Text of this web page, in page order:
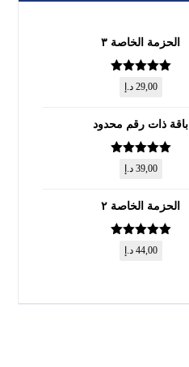
الحزمة الخاصة ٣
تم التقييم
من 5
29,00 د.إ
باقة ذات رقم محدود
تم التقييم
من 5
39,00 د.إ
الحزمة الخاصة ٢
تم التقييم
من 5
44,00 د.إ